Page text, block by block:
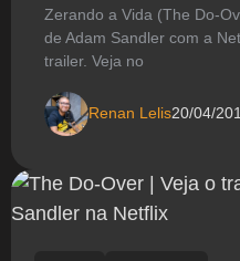
Zerando a Vida (The Do-
de Adam Sandler com a
trailer. Veja no
Renan Lelis20/04/